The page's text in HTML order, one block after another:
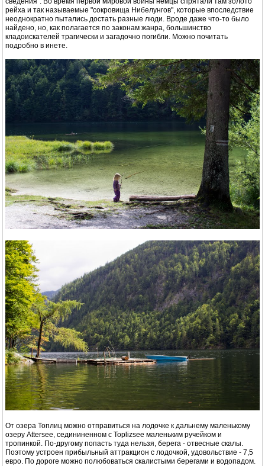
рейха и так называемые "сокровища Нибелунгов", которые впоследствие
неоднократно пытались достать разные люди. Вроде даже что-то было
найдено, но, как полагается по законам жанра, большинство
кладоискателей трагически и загадочно погибли. Можно почитать
подробно в инете.
От озера Топлиц можно отправиться на лодочке к дальнему маленькому
озеру Attersee, седининенном с Toplizsee маленьким ручейком и
тропинкой. По-другому попасть туда нельзя, берега - отвесные скалы.
Поэтому устроен прибыльный аттракцион с лодочкой, удовольствие - 7,5
евро. По дороге можно полюбоваться скалистыми берегами и водопадом.